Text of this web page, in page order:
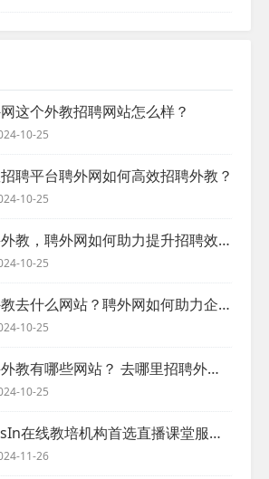
这个外教招聘网站怎么样？
10-25
聘平台聘外网如何高效招聘外教？
10-25
招聘外教，聘外网如何助力提升招聘效率？
10-25
招外教去什么网站？聘外网如何助力企业外教招聘
10-25
招聘外教有哪些网站？ 去哪里招聘外教？
10-25
ClassIn在线教培机构首选直播课堂服务商
11-26